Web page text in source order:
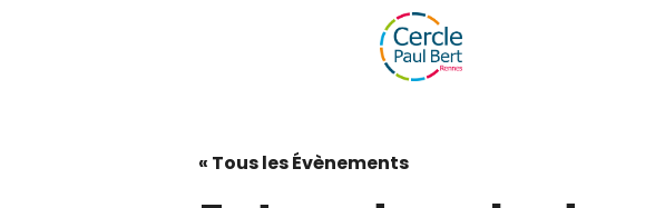
« Tous les Évènements